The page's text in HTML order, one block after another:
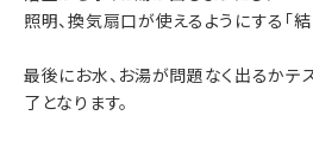
照明、換気扇口が使えるようにする「結
最後にお水、お湯が問題なく出るかテ
了となります。